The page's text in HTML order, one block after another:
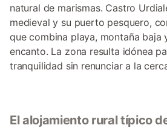
natural de marismas. Castro
medieval y su puerto pesquero,
que combina playa, montaña baja
encanto. La zona resulta idónea
tranquilidad sin renunciar a la
El alojamiento rural típico